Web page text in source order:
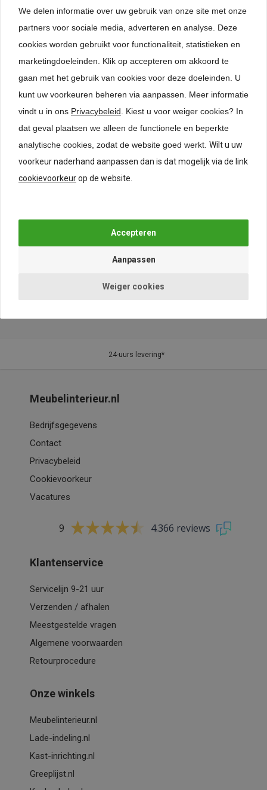
Specificaties
Beoordelingen
€24,50*
24-uurs levering*
Meubelinterieur.nl
Bedrijfsgegevens
Contact
Privacybeleid
Cookievoorkeur
Vacatures
9 4.366 reviews
Klantenservice
Servicelijn 9-21 uur
Verzenden / afhalen
Meestgestelde vragen
Algemene voorwaarden
Retourprocedure
Onze winkels
Meubelinterieur.nl
Lade-indeling.nl
Kast-inrichting.nl
Greeplijst.nl
We delen informatie over uw gebruik van onze site met onze
partners voor sociale media, adverteren en analyse. Deze
cookies worden gebruikt voor functionaliteit, statistieken en
marketingdoeleinden. Klik op accepteren om akkoord te
gaan met het gebruik van cookies voor deze doeleinden. U
kunt uw voorkeuren beheren via aanpassen.
Meer informatie
vindt u in ons Privacybeleid . Kiest u voor weiger cookies? In
dat geval plaatsen we alleen de functionele en beperkte
analytische cookies, zodat de website goed werkt. Wilt u uw
voorkeur naderhand aanpassen dan is dat mogelijk via de link
cookievoorkeurop de website.
Weiger cookies